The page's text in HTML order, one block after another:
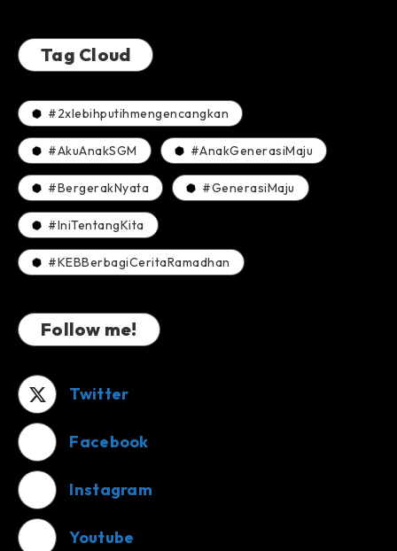
Tag Cloud
#2xlebihputihmengencangkan
#AkuAnakSGM #AnakGenerasiMaju
#BergerakNyata #GenerasiMaju
#IniTentangKita
#KEBBerbagiCeritaRamadhan
Follow me!
Twitter
Facebook
Instagram
Youtube